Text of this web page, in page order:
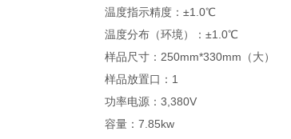
温度指示精度：±1.0℃
温度分布（环境）：±1.0℃
样品尺寸：250mm*330mm（大）
样品放置口：1
功率电源：3,380V
容量：7.85kw